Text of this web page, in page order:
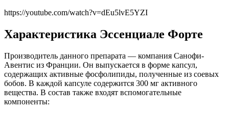
https://youtube.com/watch?v=dEu5lvE5YZI
Характеристика Эссенциале Форте
Производитель данного препарата — компания Санофи-
Авентис из Франции. Он выпускается в форме капсул,
содержащих активные фосфолипиды, полученные из соевых
бобов. В каждой капсуле содержится 300 мг активного
вещества. В состав также входят вспомогательные
компоненты: